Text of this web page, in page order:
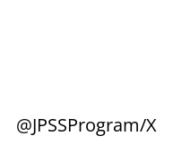
@JPSSProgram/X